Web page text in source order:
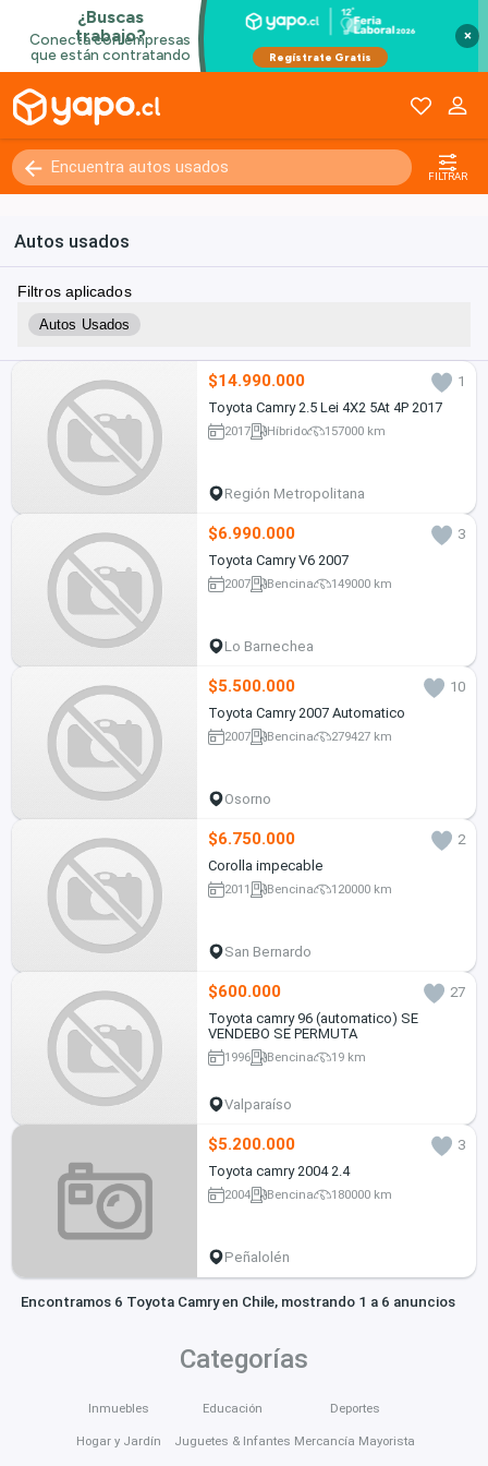
×
FILTRAR
Autos usados
Filtros aplicados
Autos Usados
$14.990.000
1
Toyota Camry 2.5 Lei 4X2 5At 4P 2017
2017 Híbrido 157000 km
Región Metropolitana
$6.990.000
3
Toyota Camry V6 2007
2007 Bencina 149000 km
Lo Barnechea
$5.500.000
10
Toyota Camry 2007 Automatico
2007 Bencina 279427 km
Osorno
$6.750.000
2
Corolla impecable
2011 Bencina 120000 km
San Bernardo
$600.000
27
Toyota camry 96 (automatico) SE
VENDEBO SE PERMUTA
1996 Bencina 19 km
Valparaíso
$5.200.000
3
Toyota camry 2004 2.4
2004 Bencina 180000 km
Peñalolén
Encontramos 6 Toyota Camry en Chile, mostrando 1 a 6 anuncios
Categorías
Inmuebles
Hogar y Jardín
Educación
Juguetes & Infantes
Deportes
Mercancía Mayorista